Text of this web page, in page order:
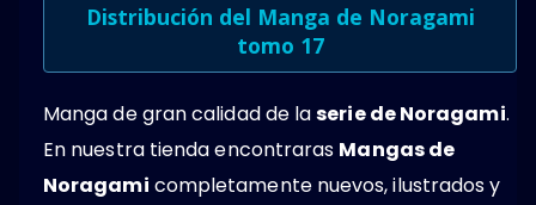
Distribución del Manga de Noragami
tomo 17
Manga de gran calidad de laserie de Noragami.
En nuestra tienda encontraras Mangas de
Noragami completamente nuevos, ilustrados y